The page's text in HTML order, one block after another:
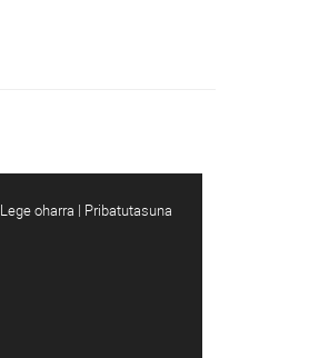
Lege oharra | Pribatutasuna